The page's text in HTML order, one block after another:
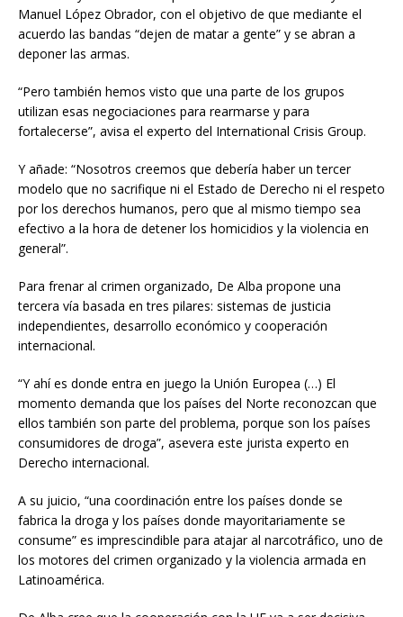
Manuel López Obrador, con el objetivo de que mediante el
acuerdo las bandas “dejen de matar a gente” y se abran a
deponer las armas.
“Pero también hemos visto que una parte de los grupos
utilizan esas negociaciones para rearmarse y para
fortalecerse”, avisa el experto del International Crisis Group.
Y añade: “Nosotros creemos que debería haber un tercer
modelo que no sacrifique ni el Estado de Derecho ni el respeto
por los derechos humanos, pero que al mismo tiempo sea
efectivo a la hora de detener los homicidios y la violencia en
general”.
Para frenar al crimen organizado, De Alba propone una
tercera vía basada en tres pilares: sistemas de justicia
independientes, desarrollo económico y cooperación
internacional.
“Y ahí es donde entra en juego la Unión Europea (…) El
momento demanda que los países del Norte reconozcan que
ellos también son parte del problema, porque son los países
consumidores de droga”, asevera este jurista experto en
Derecho internacional.
A su juicio, “una coordinación entre los países donde se
fabrica la droga y los países donde mayoritariamente se
consume” es imprescindible para atajar al narcotráfico, uno de
los motores del crimen organizado y la violencia armada en
Latinoamérica.